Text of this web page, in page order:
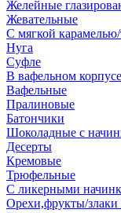
Желейные
Жевательные
С мягкой
Нуга
Суфле
В вафельном корпусе
Вафельные
Пралиновые
Батончики
Шоколадные с
Десерты
Кремовые
Трюфельные
С ликерными
Орехи,фрукты/злаки